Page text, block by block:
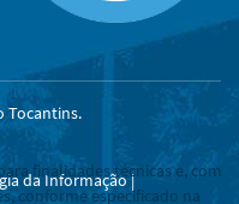
Tocantins.
da Informação |
finalidades técnicas e, com
conforme especificado na